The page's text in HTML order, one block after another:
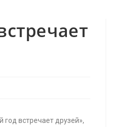
встречает друзей»,